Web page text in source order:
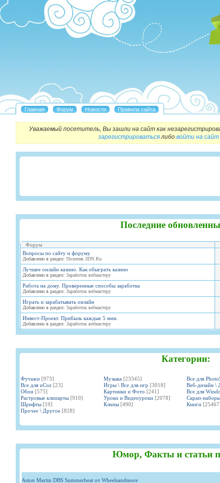
Уважаемый посетитель, Вы зашли на сайт как
зарегистрироватьсялибо войти на сайт
Последние
Форум
Вопросы по сайту и форуму
Добавлено в раздел: Позитив.3DN.Ru
Лучшее онлайн казино. Как обыграть казино
Добавлено в раздел: Заработок вебмастеру
Работа на дому. Проверенные способы заработка
Добавлено в раздел: Заработок вебмастеру
Играть и зарабатывать онлайн
Добавлено в раздел: Заработок вебмастеру
Инвест-Проект. Прибыль каждые 5 мин.
Добавлено в раздел: Заработок вебмастеру
Категории:
Футажи [973] Музыка [23345]
Все для
Все для uCoz [23] Игры \ Все для игр [3018]
Веб-дизайн \
Обои [575] Картинки и Фото [241]
Все для
Растровые клипарты [910] Уроки и Видеоуроки [2078]
Скрап-наборы
Шрифты [19] Клипы [490] Книги
Прочее \ Другое [828]
Юмор, Факты и статьи
Aston Martin DBS Summerheat от Wheelsandmore